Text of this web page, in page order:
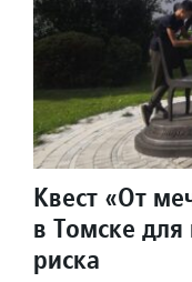
Квест «От
в Томске для
риска